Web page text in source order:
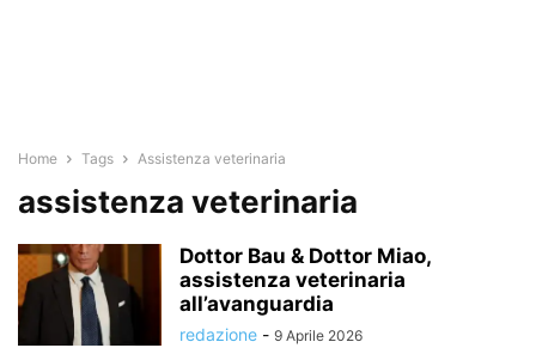
Home Tags Assistenza veterinaria
assistenza veterinaria
Dottor Bau & Dottor Miao,
assistenza veterinaria
all’avanguardia
redazione - 9 Aprile 2026